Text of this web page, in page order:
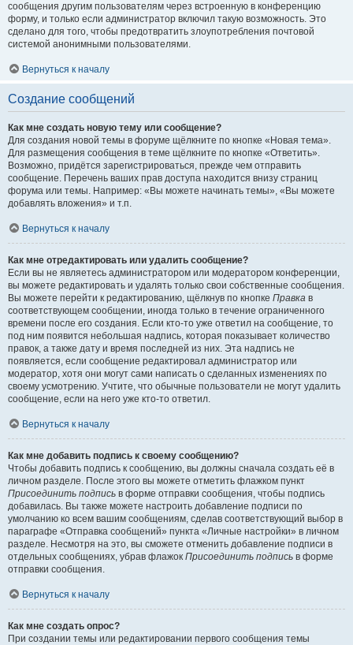
сообщения другим пользователям через встроенную в конференцию
форму, и только если администратор включил такую возможность. Это
сделано для того, чтобы предотвратить злоупотребления почтовой
системой анонимными пользователями.
Вернуться к началу
Создание сообщений
Как мне создать новую тему или сообщение?
Для создания новой темы в форуме щёлкните по кнопке «Новая тема».
Для размещения сообщения в теме щёлкните по кнопке «Ответить».
Возможно, придётся зарегистрироваться, прежде чем отправить
сообщение. Перечень ваших прав доступа находится внизу страниц
форума или темы. Например: «Вы можете начинать темы», «Вы можете
добавлять вложения» и т.п.
Вернуться к началу
Как мне отредактировать или удалить сообщение?
Если вы не являетесь администратором или модератором конференции,
вы можете редактировать и удалять только свои собственные сообщения.
Вы можете перейти к редактированию, щёлкнув по кнопке Правка в
соответствующем сообщении, иногда только в течение ограниченного
времени после его создания. Если кто-то уже ответил на сообщение, то
под ним появится небольшая надпись, которая показывает количество
правок, а также дату и время последней из них. Эта надпись не
появляется, если сообщение редактировал администратор или
модератор, хотя они могут сами написать о сделанных изменениях по
своему усмотрению. Учтите, что обычные пользователи не могут удалить
сообщение, если на него уже кто-то ответил.
Вернуться к началу
Как мне добавить подпись к своему сообщению?
Чтобы добавить подпись к сообщению, вы должны сначала создать её в
личном разделе. После этого вы можете отметить флажком пункт
Присоединить подпись в форме отправки сообщения, чтобы подпись
добавилась. Вы также можете настроить добавление подписи по
умолчанию ко всем вашим сообщениям, сделав соответствующий выбор в
параграфе «Отправка сообщений» пункта «Личные настройки» в личном
разделе. Несмотря на это, вы сможете отменить добавление подписи в
отдельных сообщениях, убрав флажок Присоединить подпись в форме
отправки сообщения.
Вернуться к началу
Как мне создать опрос?
При создании темы или редактировании первого сообщения темы